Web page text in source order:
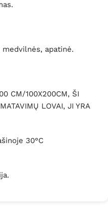
apatinė.
CM/100X200CM, ŠI
LOVAI, JI YRA
30°C